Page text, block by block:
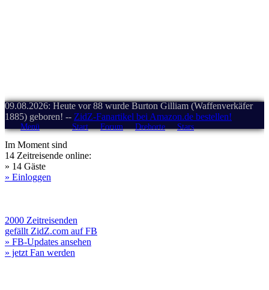
09.08.2026: Heute vor 88 wurde Burton Gilliam (Waffenverkäfer
1885) geboren! -- ZidZ-Fanartikel bei Amazon.de bestellen!
Menü Start Forum Drehorte Stars
Im Moment sind
14 Zeitreisende online:
» 14 Gäste
» Einloggen
2000 Zeitreisenden
gefällt ZidZ.com auf FB
» FB-Updates ansehen
» jetzt Fan werden